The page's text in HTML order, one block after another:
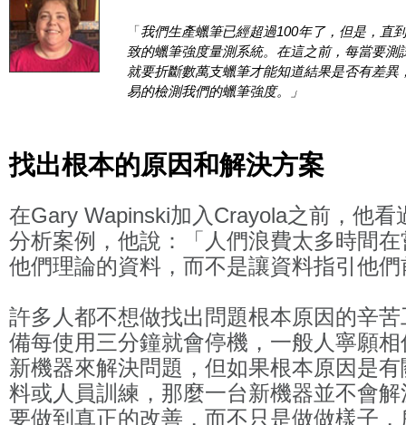
「我們生產蠟筆已經超過100年了，但是，直
致的蠟筆強度量測系統。在這之前，每當要測
就要折斷數萬支蠟筆才能知道結果是否有差異
易的檢測我們的蠟筆強度。」
找出根本的原因和解決方案
在Gary Wapinski加入Crayola之前，他看
分析案例，他說：「人們浪費太多時間
他們理論的資料，而不是讓資料指引他
許多人都不想做找出問題根本原因的辛
備每使用三分鐘就會停機，一般人寧願
新機器來解決問題，但如果根本原因是
料或人員訓練，那麼一台新機器並不會
要做到真正的改善，而不只是做做樣子